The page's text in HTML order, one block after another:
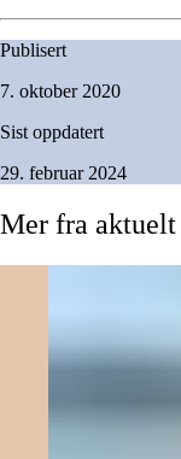
Publisert
7. oktober 2020
Sist oppdatert
29. februar 2024
Mer fra aktuelt